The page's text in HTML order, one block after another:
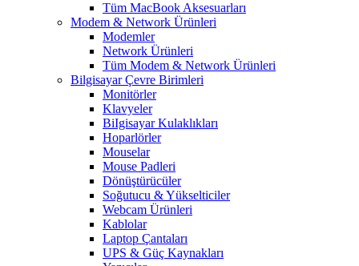
Tüm MacBook Aksesuarları
Modem & Network Ürünleri
Modemler
Network Ürünleri
Tüm Modem & Network Ürünleri
Bilgisayar Çevre Birimleri
Monitörler
Klavyeler
BiIgisayar Kulaklıkları
Hoparlörler
Mouselar
Mouse Padleri
Dönüştürücüler
Soğutucu & Yükselticiler
Webcam Ürünleri
Kablolar
Laptop Çantaları
UPS & Güç Kaynakları